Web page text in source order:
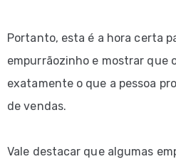
Portanto, esta é a hora certa
empurrãozinho e mostrar que
exatamente o que a pessoa
de vendas.
Vale destacar que algumas